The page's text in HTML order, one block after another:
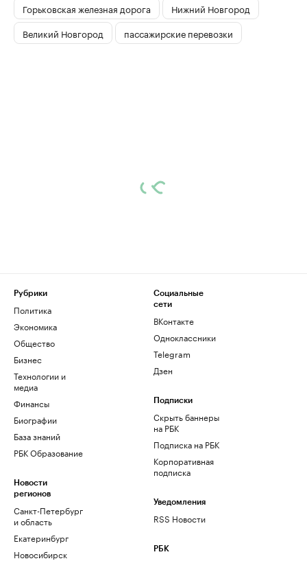
Горьковская железная дорога
Нижний Новгород
Великий Новгород
пассажирские перевозки
Рубрики
Политика
Экономика
Общество
Бизнес
Технологии и
медиа
Финансы
Биографии
База знаний
РБК Образование
Новости
регионов
Санкт-Петербург
и область
Екатеринбург
Новосибирск
Социальные
сети
ВКонтакте
Одноклассники
Telegram
Дзен
Подписки
Скрыть баннеры
на РБК
Подписка на РБК
Корпоративная
подписка
Уведомления
RSS Новости
РБК